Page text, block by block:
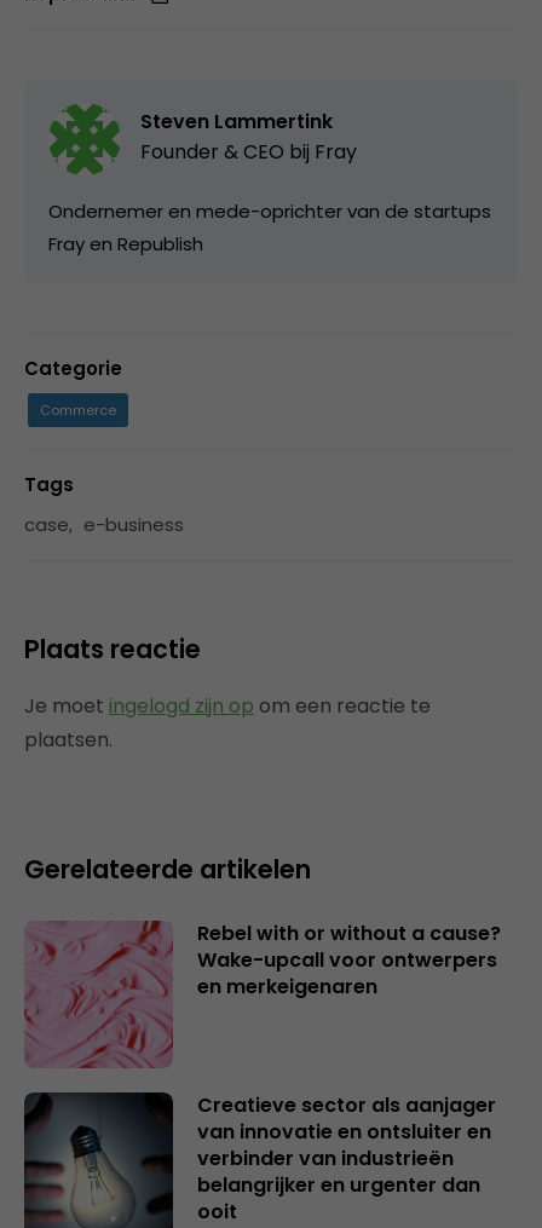
Steven Lammertink
Founder & CEO bij Fray
Ondernemer en mede-oprichter van de startups
Fray en Republish
Categorie
Commerce
Tags
case, e-business
Plaats reactie
Je moet ingelogd zijn op om een reactie te
plaatsen.
Gerelateerde artikelen
Rebel with or without a cause?
Wake-upcall voor ontwerpers
en merkeigenaren
Creatieve sector als aanjager
van innovatie en ontsluiter en
verbinder van industrieën
belangrijker en urgenter dan
ooit